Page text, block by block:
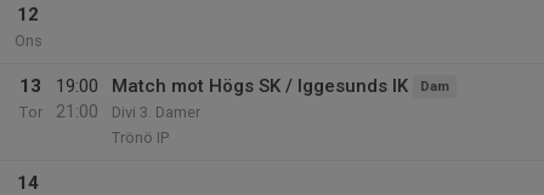
12
Ons
13
Tor
19:00
21:00
Match mot Högs SK / Iggesunds IK Dam
Divi 3. Damer
Trönö IP
14